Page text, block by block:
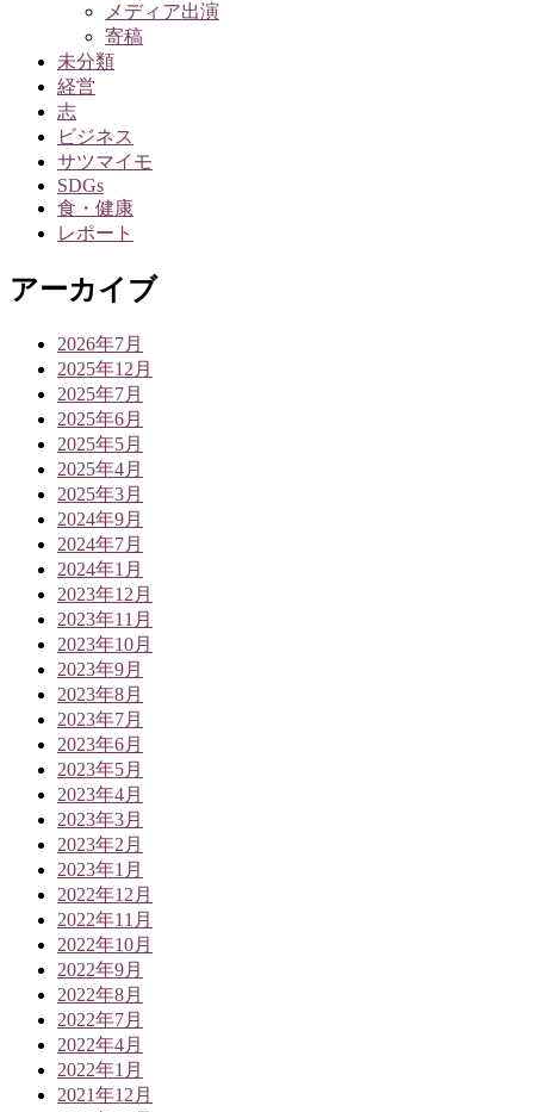
メディア出演
寄稿
未分類
経営
志
ビジネス
サツマイモ
SDGs
食・健康
レポート
アーカイブ
2026年7月
2025年12月
2025年7月
2025年6月
2025年5月
2025年4月
2025年3月
2024年9月
2024年7月
2024年1月
2023年12月
2023年11月
2023年10月
2023年9月
2023年8月
2023年7月
2023年6月
2023年5月
2023年4月
2023年3月
2023年2月
2023年1月
2022年12月
2022年11月
2022年10月
2022年9月
2022年8月
2022年7月
2022年4月
2022年1月
2021年12月